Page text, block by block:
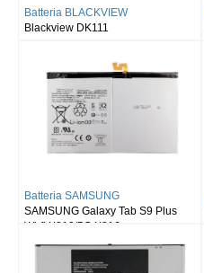
Batteria BLACKVIEW
Blackview DK111
Batteria SAMSUNG
SAMSUNG Galaxy Tab S9 Plus
Wi-fi X810/5G X816